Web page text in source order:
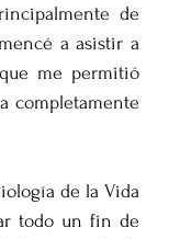
de
a asistir a
me permitió
completamente
de la Vida
todo un fin de